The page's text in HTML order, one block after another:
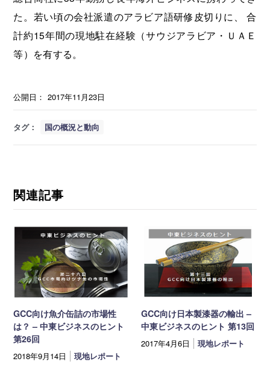
た。若い頃の会社派遣のアラビア語研修皮切りに、 合
計約15年間の現地駐在経験（サウジアラビア・ＵＡＥ
等）を有する。
公開日： 2017年11月23日
タグ： 国の概況と動向
関連記事
GCC向け魚介缶詰の市場性
は？ – 中東ビジネスのヒント
第26回
2018年9月14日 現地レポート
GCC向け日本製漆器の輸出 –
中東ビジネスのヒント 第13回
2017年4月6日 現地レポート